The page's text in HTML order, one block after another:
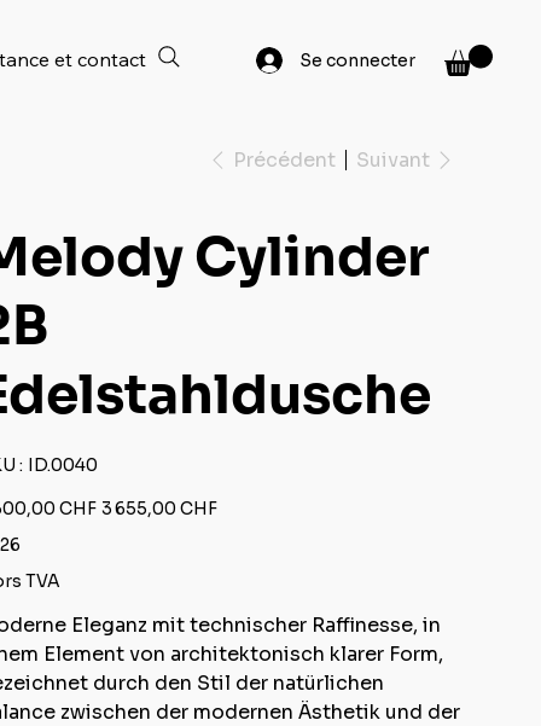
et contact Se connecter
Précédent Suivant
Cylinder
: SKU
ID.0040
ID.0040
CHF Prix
promotionnel
3 655,00 CHF
TVA
Eleganz mit technischer Raffinesse, in
Element von architektonisch klarer Form,
durch den Stil der natürlichen
zwischen der modernen Ästhetik und der